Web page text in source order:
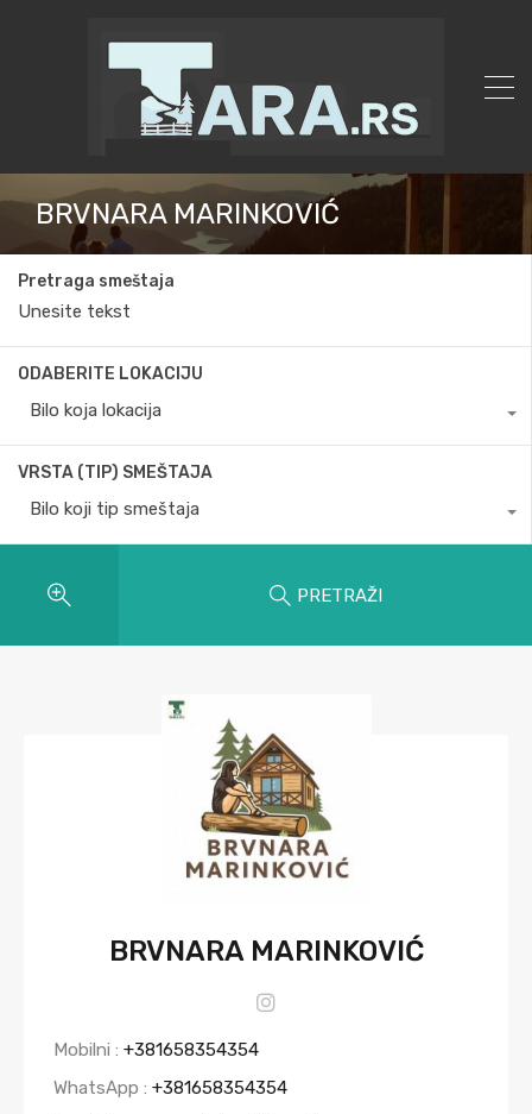
BRVNARA MARINKOVIĆ
Pretraga smeštaja
ODABERITE LOKACIJU
Bilo koja lokacija
VRSTA (TIP) SMEŠTAJA
Bilo koji tip smeštaja
PRETRAŽI
BRVNARA MARINKOVIĆ
Mobilni : +381658354354
WhatsApp : +381658354354